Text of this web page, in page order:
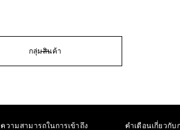
กลุ่มสินค้า
ความสามารถในการเข้าถึง คำเตือนเกี่ยวกับ